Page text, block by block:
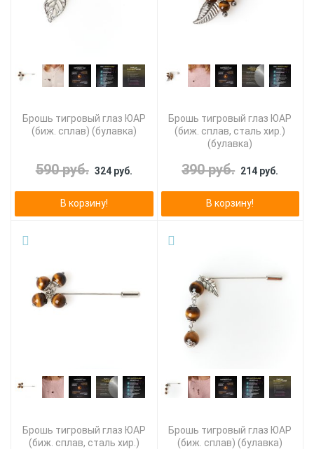
Брошь тигровый глаз ЮАР
(биж. сплав) (булавка)
590 руб. 324 руб.
В корзину!
Брошь тигровый глаз ЮАР
(биж. сплав, сталь хир.)
(булавка)
390 руб. 214 руб.
В корзину!
Брошь тигровый глаз ЮАР
(биж. сплав, сталь хир.)
Брошь тигровый глаз ЮАР
(биж. сплав) (булавка)